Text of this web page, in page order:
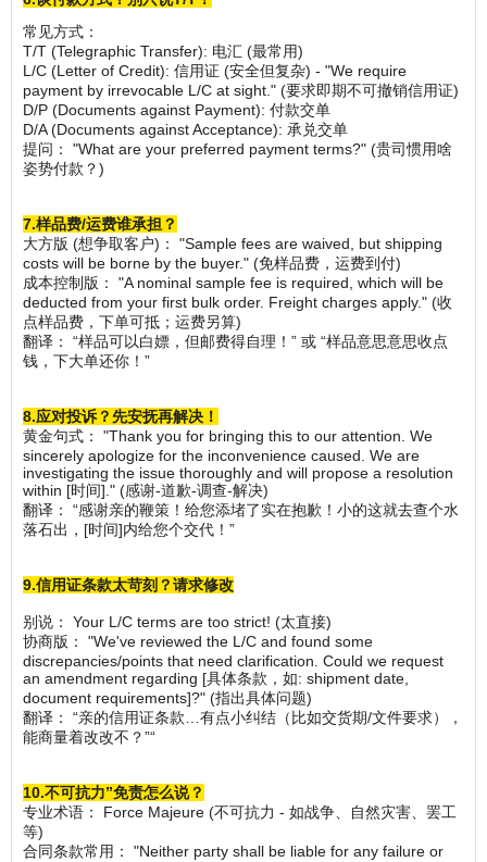
常见方式：
T/T (Telegraphic Transfer): 电汇 (最常用)
L/C (Letter of Credit): 信用证 (安全但复杂) - "We require
payment by irrevocable L/C at sight." (要求即期不可撤销信用证)
D/P (Documents against Payment): 付款交单
D/A (Documents against Acceptance): 承兑交单
提问： "What are your preferred payment terms?" (贵司惯用啥
姿势付款？)
7.样品费/运费谁承担？
大方版 (想争取客户)： "Sample fees are waived, but shipping
costs will be borne by the buyer." (免样品费，运费到付)
成本控制版： "A nominal sample fee is required, which will be
deducted from your first bulk order. Freight charges apply." (收
点样品费，下单可抵；运费另算)
翻译： “样品可以白嫖，但邮费得自理！” 或 “样品意思意思收点
钱，下大单还你！”
8.应对投诉？先安抚再解决！
黄金句式： "Thank you for bringing this to our attention. We
sincerely apologize for the inconvenience caused. We are
investigating the issue thoroughly and will propose a resolution
within [时间]." (感谢-道歉-调查-解决)
翻译： “感谢亲的鞭策！给您添堵了实在抱歉！小的这就去查个水
落石出，[时间]内给您个交代！”
9.信用证条款太苛刻？请求修改
别说： Your L/C terms are too strict! (太直接)
协商版： "We've reviewed the L/C and found some
discrepancies/points that need clarification. Could we request
an amendment regarding [具体条款，如: shipment date,
document requirements]?" (指出具体问题)
翻译： “亲的信用证条款…有点小纠结（比如交货期/文件要求），
能商量着改改不？”“
10.不可抗力”免责怎么说？
专业术语： Force Majeure (不可抗力 - 如战争、自然灾害、罢工
等)
合同条款常用： "Neither party shall be liable for any failure or